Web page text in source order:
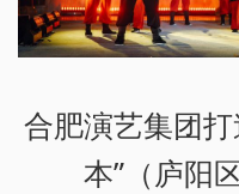
合肥演艺集团
本”（庐阳